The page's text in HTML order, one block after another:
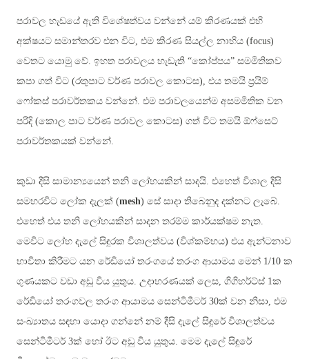
පරාවල හැඩයේ ඇති විශේෂත්වය වන්නේ යම් කිරණයක් එහි
අක්ෂයට සමාන්තරව එන විට, එම කිරණ සියල්ල නාභිය (focus)
වෙතට යොමු වේ. ඉහත පරාවලය හැඩැති “කෝප්පය” සමමිතිකව
කපා ගත් විට (රතුපාට වර්ණ පරාවල කොටස), එය තමයි ප්‍රයිම්
ෆෝකස් පරාවර්තකය වන්නේ. එම පරාවලයෙන්ම අසමමිතික වන
පරිදි (කොල පාට වර්ණ පරාවල කොටස) ගත් විට තමයි ඕෆ්සෙට්
පරාවර්තකයක් වන්නේ.
කුඩා දීසි සාමාන්‍යයෙන් තනි ලෝහයකින් සාදයි. එහෙත් විශාල දීසි
සමහරවිට ලෝක දැලක් (mesh) සේ සාදා තිබෙනුද දක්නට ලැබේ.
එහෙත් එය තනි ලෝහයකින් සාදන තරම්ම කාර්යක්ෂම නැත.
මෙවිට ලෝහ දැලේ සිඳුරක විශාලත්වය (විශ්කම්භය) එය ඇන්ටනාව
භාවිතා කිරීමට යන රේඩියෝ තරංගයේ තරංග ආයාමය මෙන් 1/10 ක
ගුණයකට වඩා අඩු විය යුතුය. උදාහරණයක් ලෙස, ගිගිහර්ට්ස් 1ක
රේඩියෝ තරංගවල තරංග ආයාමය සෙන්ටිමීටර් 30ක් වන නිසා, එම
සංඛ්‍යාතය සඳහා යොදා ගන්නේ නම් දීසි දැලේ සිඳුරේ විශාලත්වය
සෙන්ටිමීටර් 3ක් හෝ ඊට අඩු විය යුතුය. මෙම දැලේ සිඳුරේ